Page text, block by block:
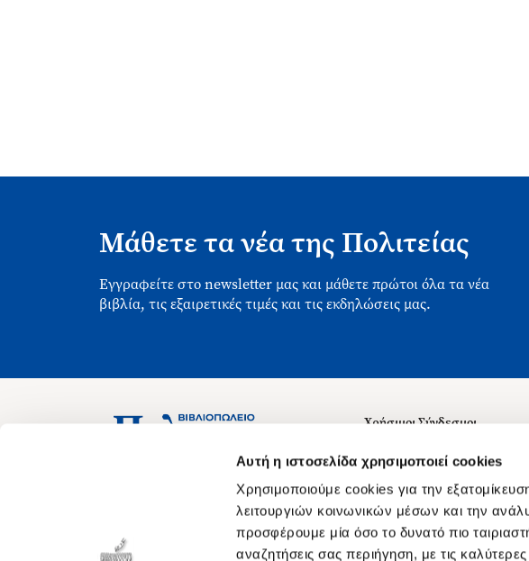
Αυτή η ιστοσελίδα χρησιμοποιεί cookies
Χρησιμοποιούμε cookies για την
λειτουργιών κοινωνικών μέσων και την
προσφέρουμε μία όσο το δυνατό πιο
αναζητήσεις σας περιήγηση, με τις
Μάθετε τα νέα της Πολιτείας
Εγγραφείτε στο newsletter μας και μάθετε πρώτοι όλα τα νέα
βιβλία, τις εξαιρετικές τιμές και τις εκδηλώσεις μας.
Ασκληπιού 1-3, Αθήνα 106 79
Χρήσιμοι Σύνδεσμοι
Σχετικά με εμάς
Θέσεις Εργασίας
Οδηγίες για τις "Λίστες
Οδηγίες Χρήσης